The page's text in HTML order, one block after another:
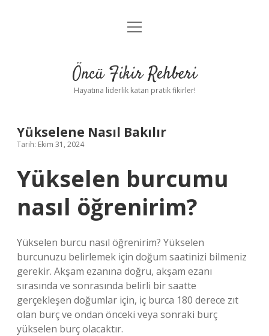
Anasayfa
Yasal Uyarı
menüyü
Öncü Fikir Rehberi
Hayatına liderlik katan pratik fikirler!
Yükselene Nasıl Bakılır
Tarih: Ekim 31, 2024
Yükselen burcumu
nasıl öğrenirim?
Yükselen burcu nasıl öğrenirim? Yükselen
burcunuzu belirlemek için doğum saatinizi bilmeniz
gerekir. Akşam ezanına doğru, akşam ezanı
sırasında ve sonrasında belirli bir saatte
gerçekleşen doğumlar için, iç burca 180 derece zıt
olan burç ve ondan önceki veya sonraki burç
yükselen burç olacaktır.